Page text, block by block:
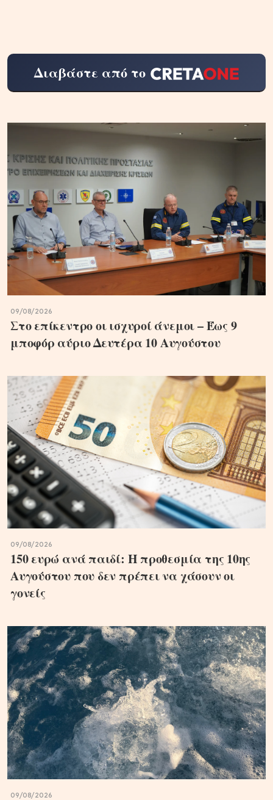
Διαβάστε από το
09/08/2026
Στο επίκεντρο οι ισχυροί άνεμοι – Έως 9
μποφόρ αύριο Δευτέρα 10 Αυγούστου
09/08/2026
150 ευρώ ανά παιδί: Η προθεσμία της 10ης
Αυγούστου που δεν πρέπει να χάσουν οι
γονείς
09/08/2026